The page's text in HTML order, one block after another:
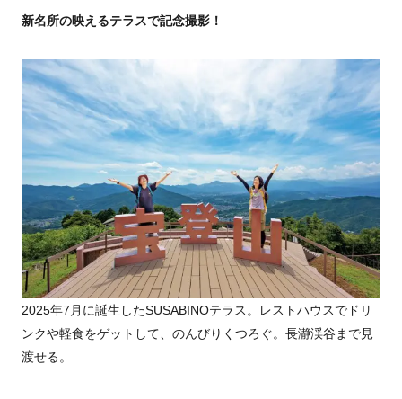
新名所の映えるテラスで記念撮影！
2025年7月に誕生したSUSABINOテラス。レストハウスでドリ
ンクや軽食をゲットして、のんびりくつろぐ。長瀞渓谷まで見
渡せる。